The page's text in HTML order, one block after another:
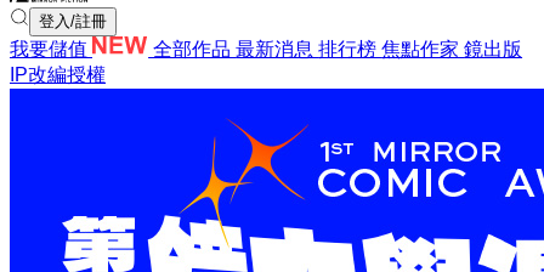
登入/註冊
我要儲值 全部作品最新消息排行榜焦點作家鏡出版
IP改編授權